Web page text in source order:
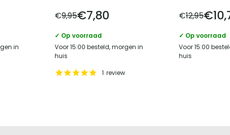
in
€9,95€7,80
✓ Op voorraad
Voor 15:00 besteld, morgen in
huis
1 review
€12,95€
✓ Op voorraad
Voor 15:00
huis